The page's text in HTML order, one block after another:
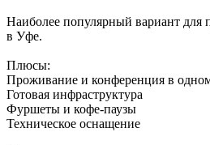
Наиболее популярный вариант для
в Уфе.
Плюсы:
Проживание и конференция в
Готовая инфраструктура
Фуршеты и кофе-паузы
Техническое оснащение